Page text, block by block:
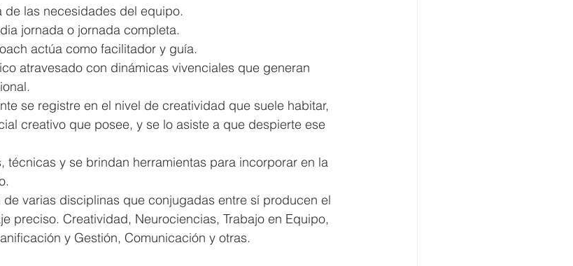
de las necesidades del equipo.
jornada o jornada completa.
actúa como facilitador y guía.
atravesado con dinámicas vivenciales que generan
se registre en el nivel de creatividad que suele habitar,
creativo que posee, y se lo asiste a que despierte ese
técnicas y se brindan herramientas para incorporar en la
varias disciplinas que conjugadas entre sí producen el
preciso. Creatividad, Neurociencias, Trabajo en Equipo,
y Gestión, Comunicación y otras.